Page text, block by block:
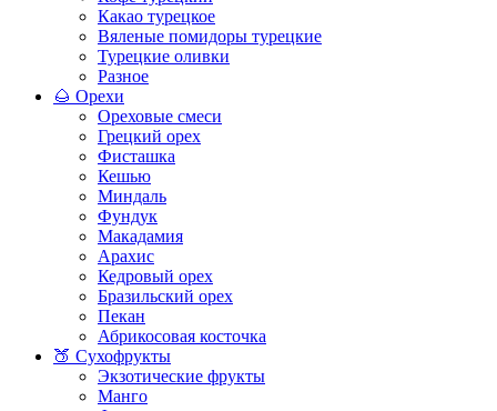
Какао турецкое
Вяленые помидоры турецкие
Турецкие оливки
Разное
🌰 Орехи
Ореховые смеси
Грецкий орех
Фисташка
Кешью
Миндаль
Фундук
Макадамия
Арахис
Кедровый орех
Бразильский орех
Пекан
Абрикосовая косточка
🍑 Сухофрукты
Экзотические фрукты
Манго